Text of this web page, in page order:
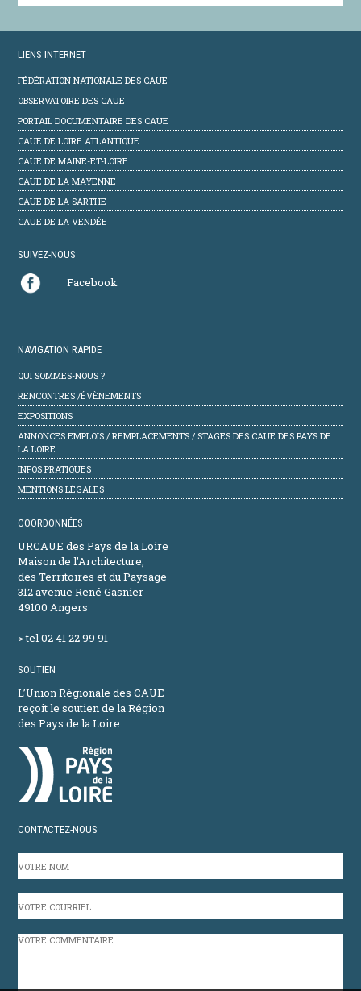
LIENS INTERNET
FÉDÉRATION NATIONALE DES CAUE
OBSERVATOIRE DES CAUE
PORTAIL DOCUMENTAIRE DES CAUE
CAUE DE LOIRE ATLANTIQUE
CAUE DE MAINE-ET-LOIRE
CAUE DE LA MAYENNE
CAUE DE LA SARTHE
CAUE DE LA VENDÉE
SUIVEZ-NOUS
Facebook
NAVIGATION RAPIDE
QUI SOMMES-NOUS ?
RENCONTRES /ÉVÈNEMENTS
EXPOSITIONS
ANNONCES EMPLOIS / REMPLACEMENTS / STAGES DES CAUE DES PAYS DE
LA LOIRE
INFOS PRATIQUES
MENTIONS LÉGALES
COORDONNÉES
URCAUE des Pays de la Loire
Maison de l'Architecture,
des Territoires et du Paysage
312 avenue René Gasnier
49100 Angers
> tel 02 41 22 99 91
SOUTIEN
L’Union Régionale des CAUE
reçoit le soutien de la Région
des Pays de la Loire.
CONTACTEZ-NOUS
NOM
COURRIEL
VOTRE